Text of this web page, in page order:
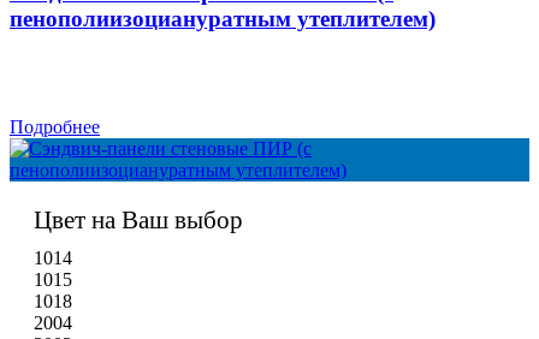
пенополиизоциануратным утеплителем)
Подробнее
Цвет на Ваш выбор
1014
1015
1018
2004